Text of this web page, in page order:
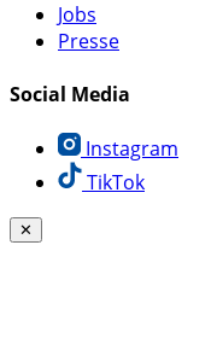
Jobs
Presse
Social Media
Instagram
TikTok
✕